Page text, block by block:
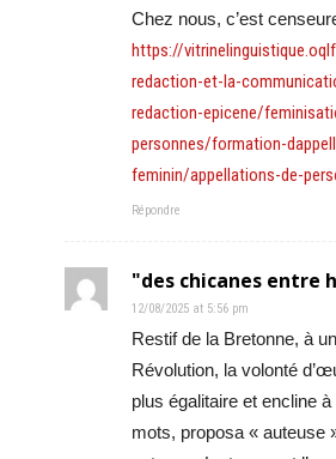
Chez nous, c’est
https://
redaction-et-la-
redaction-epicene/
personnes/formation-
feminin/appellations-de-
Répondre
"des chicanes entre
12/08/2025 at 5:56 pm
Restif de la Bretonne, à
Révolution, la volonté
plus égalitaire et encline
mots, proposa « auteuse